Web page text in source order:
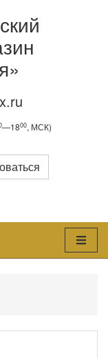
—1800, МСК)